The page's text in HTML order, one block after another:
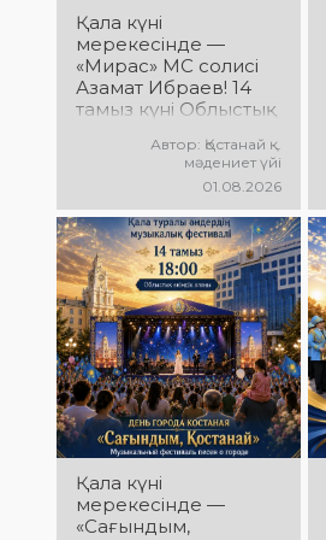
Қала күні
мерекесінде —
«Мирас» МС солисі
Азамат Ибраев! 14
тамыз күні Облыстық
Азамат Ибраевтың
бағдарламасы өтеді!
Сіздерді сүйікті
әндер, жарқын
орындау, қуатты
энергия мен көтеріңкі
мерекелік көңіл күй
күтеді!
Автор: Қостанай қ.
мәдениет үйі
01.08.2026
Қала күні
мерекесінде —
«Сағындым,